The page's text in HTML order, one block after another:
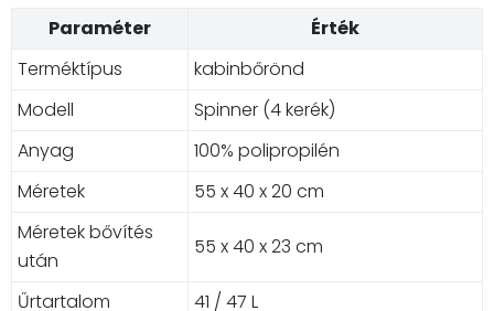
Paraméter
Érték
Terméktípus
kabinbőrönd
Modell
Spinner (4 kerék)
Anyag
100% polipropilén
Méretek
55 x 40 x 20 cm
Méretek bővítés
után
55 x 40 x 23 cm
Űrtartalom
41 / 47 L